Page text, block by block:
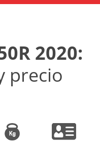
2020:
precio